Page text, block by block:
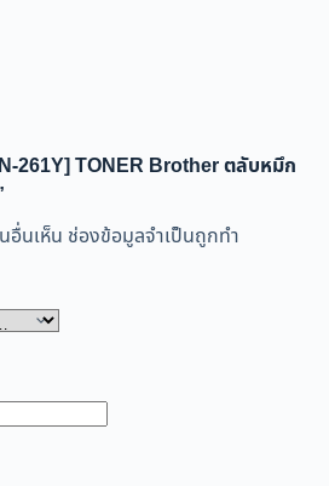
261Y] TONER Brother ตลับหมึก
อื่นเห็น ช่องข้อมูลจำเป็นถูกทำ